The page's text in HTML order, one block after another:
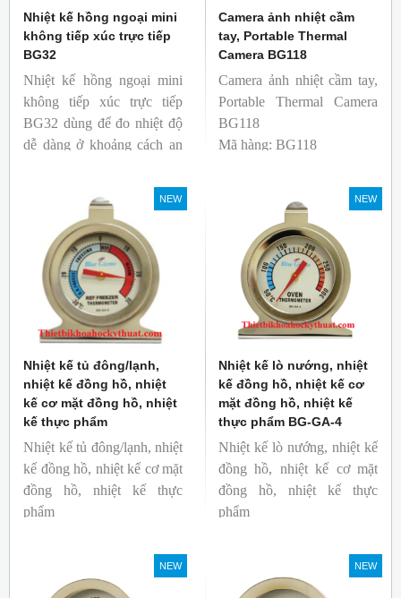
Nhiệt kế hồng ngoại mini
không tiếp xúc trực tiếp
BG32
Nhiệt kế hồng ngoại mini
không tiếp xúc trực tiếp
BG32 dùng để đo nhiệt độ
dễ dàng ở khoảng cách an
độ phát xạ nhanh và cố
định giúp người mới bắt
đầu sử dụng dễ dàng.
Camera ảnh nhiệt cầm
tay, Portable Thermal
Camera BG118
Camera ảnh nhiệt cầm tay,
Portable Thermal Camera
BG118
Mã hàng: BG118
NEW
Nhiệt kế tủ đông/lạnh,
nhiệt kế đồng hồ, nhiệt
kế cơ mặt đồng hồ, nhiệt
kế thực phẩm
Nhiệt kế tủ đông/lạnh, nhiệt
kế đồng hồ, nhiệt kế cơ mặt
đồng hồ, nhiệt kế thực
phẩm
Thương hiệu: Blue Gizmo
NEW
Nhiệt kế lò nướng, nhiệt
kế đồng hồ, nhiệt kế cơ
mặt đồng hồ, nhiệt kế
thực phẩm BG-GA-4
Nhiệt kế lò nướng, nhiệt kế
đồng hồ, nhiệt kế cơ mặt
đồng hồ, nhiệt kế thực
phẩm
Thương hiệu: Blue Gizmo
NEW NEW